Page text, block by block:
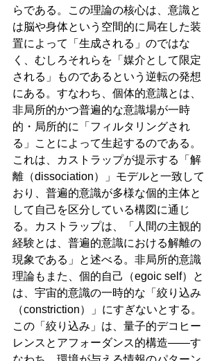
らである。この理論の核心は、意識と
は脳や身体という空間的に局在した装
置によって「生成される」のではな
く、むしろそれらを「媒介として限定
される」ものであるという逆転の発想
にある。すなわち、個体的意識とは、
非局所的かつ普遍的な意識場が一時
的・局所的に「フィルタリングされ
る」ことによって生起するのである。
これは、カストラップが提示する「解
離（dissociation）」モデルと一致して
おり、普遍的意識が多様な個的主体と
して自己を区分している構図に通じ
る。カストラップは、「人間の主観的
経験とは、普遍的意識における解離の
現象である」と述べる。非局所的意識
理論もまた、個的自己（egoic self）と
は、宇宙的意識の一時的な「絞り込み
（constriction）」にすぎないとする。
この「絞り込み」は、量子的デコヒー
レンスとアフォーダンス的構造――す